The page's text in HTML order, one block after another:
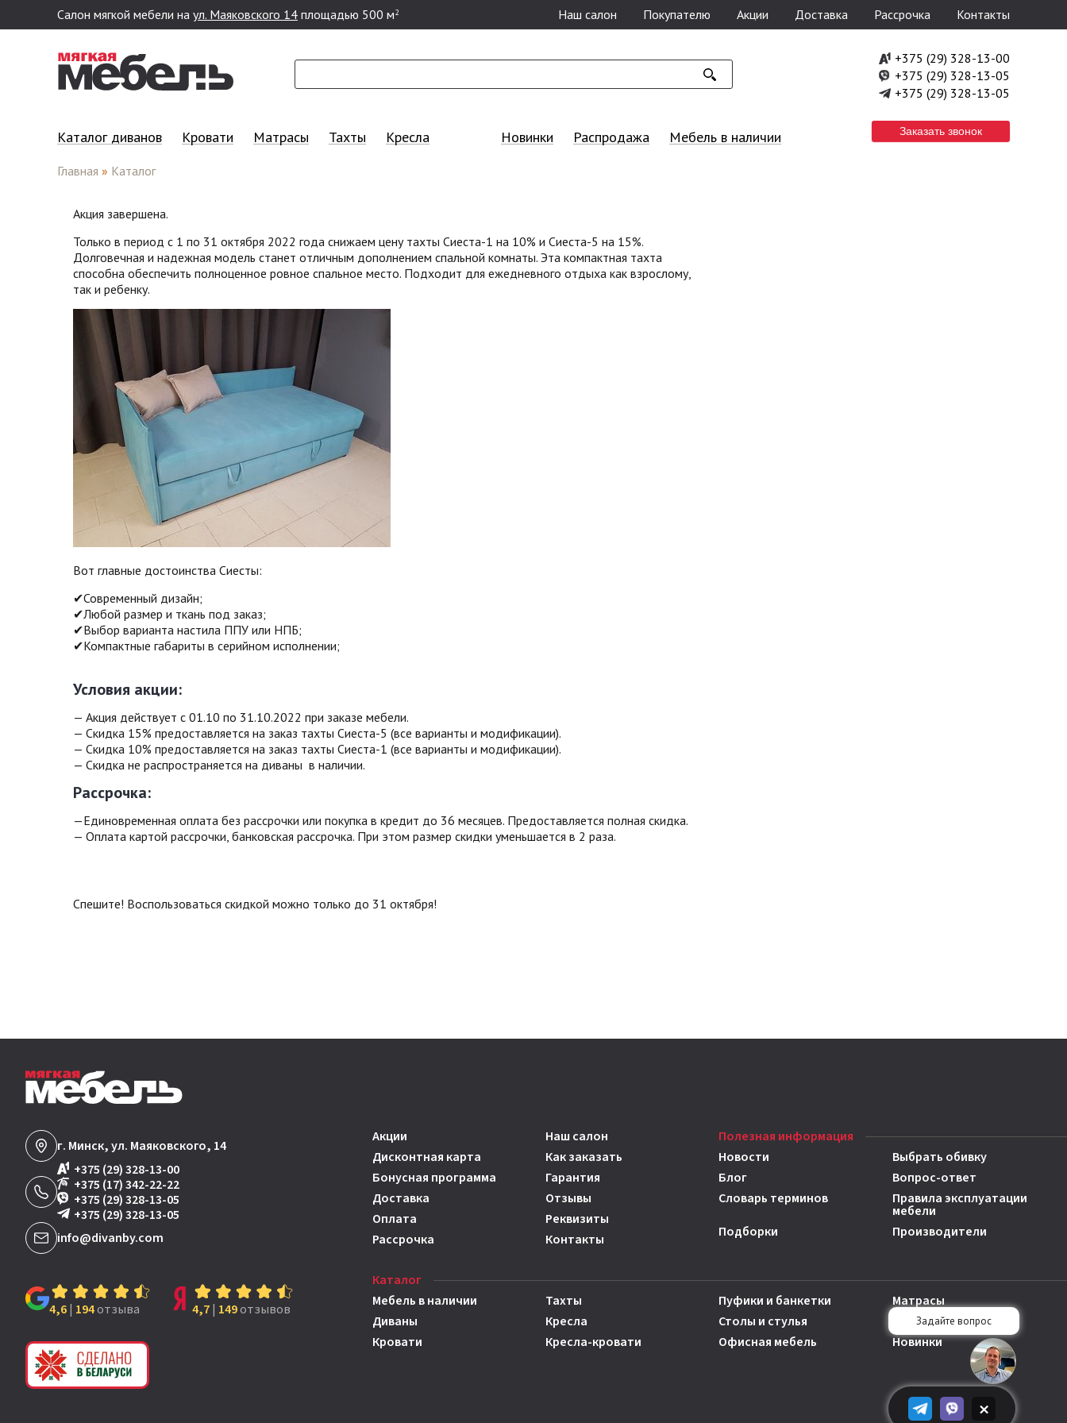
Перейти к основному содержанию
Салон мягкой мебели на ул. Маяковского 14 площадью 500 м2 Наш салон Покупателю Акции Доставка Рассрочка Контакты
+375 (29) 328-13-00
+375 (29) 328-13-05
+375 (29) 328-13-05
Заказать звонок
Каталог диванов Кровати Матрасы Тахты Кресла Новинки Распродажа Мебель в наличии
Главная » Каталог
Акция завершена.
Только в период с 1 по 31 октября 2022 года снижаем цену тахты Сиеста-1 на 10% и Сиеста-5 на 15%.
Долговечная и надежная модель станет отличным дополнением спальной комнаты. Эта компактная тахта
способна обеспечить полноценное ровное спальное место. Подходит для ежедневного отдыха как взрослому,
так и ребенку.
Вот главные достоинства Сиесты:
✔Современный дизайн;
✔Любой размер и ткань под заказ;
✔Выбор варианта настила ППУ или НПБ;
✔Компактные габариты в серийном исполнении;
Условия акции:
— Акция действует с 01.10 по 31.10.2022 при заказе мебели.
— Скидка 15% предоставляется на заказ тахты Сиеста-5 (все варианты и модификации).
— Скидка 10% предоставляется на заказ тахты Сиеста-1 (все варианты и модификации).
— Скидка не распространяется на диваны в наличии.
Рассрочка:
—Единовременная оплата без рассрочки или покупка в кредит до 36 месяцев. Предоставляется полная скидка.
— Оплата картой рассрочки, банковская рассрочка. При этом размер скидки уменьшается в 2 раза.
Спешите! Воспользоваться скидкой можно только до 31 октября!
×
г. Минск, ул. Маяковского, 14
+375 (29) 328-13-00
+375 (17) 342-22-22
+375 (29) 328-13-05
+375 (29) 328-13-05
info@divanby.com
4,6| 194отзыва 4,7| 149отзывов
Акции
Наш салон
Дисконтная карта
Как заказать
Бонусная программа
Гарантия
Доставка
Отзывы
Оплата
Реквизиты
Рассрочка
Контакты
Полезная информация
Новости
Выбрать обивку
Блог
Вопрос-ответ
Словарь терминов
Правила эксплуатации
мебели
Подборки
Производители
Каталог
Мебель в наличии
Диваны
Кровати
Тахты
Кресла
Кресла-кровати
Пуфики и банкетки
Столы и стулья
Офисная мебель
Матрасы
Аксессуары
Новинки